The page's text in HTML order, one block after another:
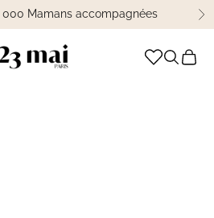
000 Mamans accompagnées
Mai Paris Ouvrir la
Voir